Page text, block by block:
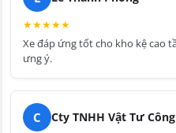
★★★★★
Xe đáp ứng tốt cho kho kệ cao
ưng ý.
C
Cty TNHH Vật Tư